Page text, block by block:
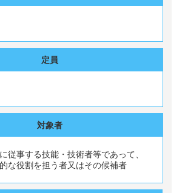
定員
対象者
従事する技能・技術者等であって、
な役割を担う者又はその候補者